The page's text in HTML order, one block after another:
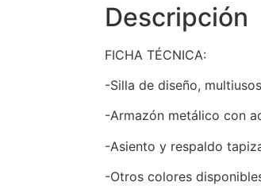
Descripción
FICHA TÉCNICA:
-Silla de diseño,
-Armazón metálico con
-Asiento y respaldo
-Otros colores